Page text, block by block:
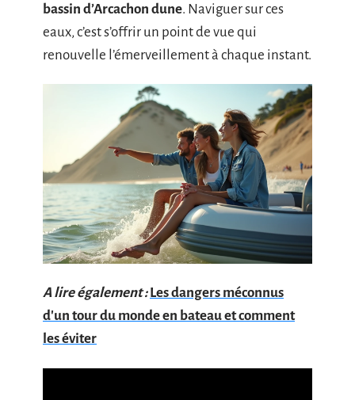
bassin d’Arcachon dune. Naviguer sur ces
eaux, c’est s’offrir un point de vue qui
renouvelle l’émerveillement à chaque instant.
A lire également : Les dangers méconnus
d'un tour du monde en bateau et comment
les éviter